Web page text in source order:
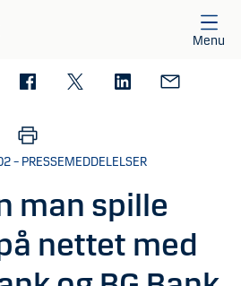
Menu
– PRESSEMEDDELELSER
man spille
nettet med